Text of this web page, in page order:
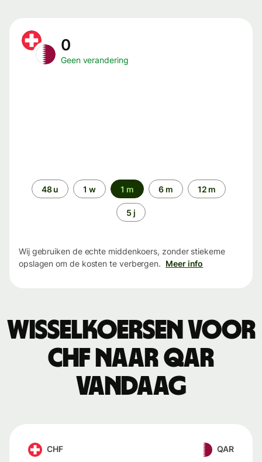
0
Geen verandering
Periode48 u 1 w 1 m 6 m 12 m
5 j
Wij gebruiken de echte middenkoers, zonder stiekeme
opslagen om de kosten te verbergen. Meer info
Wisselkoersen voor
CHF naar QAR
vandaag
CHF QAR